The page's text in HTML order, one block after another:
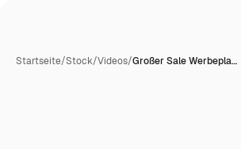
Startseite/Stock/Videos/Großer Sale Werbepla…